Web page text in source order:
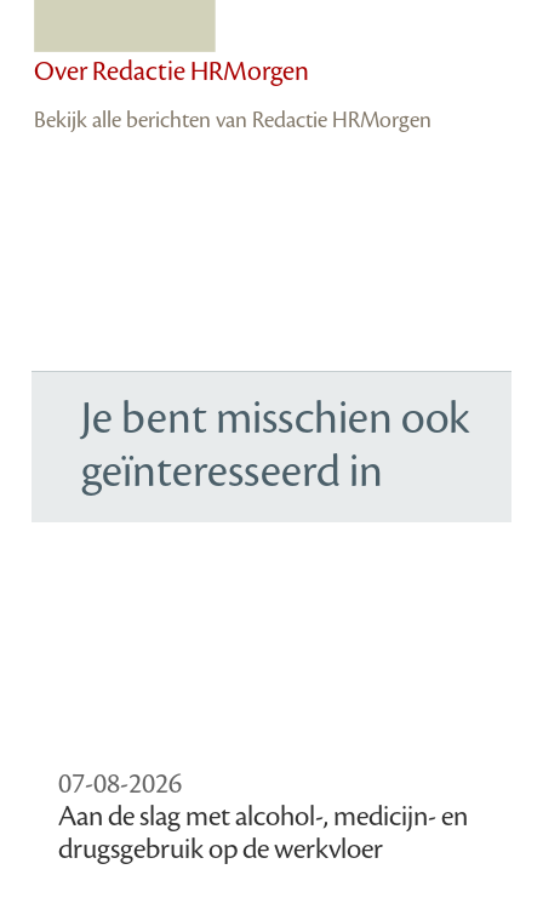
Over Redactie HRMorgen
Bekijk alle berichten van Redactie HRMorgen
Je bent misschien ook
geïnteresseerd in
07-08-2026
Aan de slag met alcohol-, medicijn- en
drugsgebruik op de werkvloer